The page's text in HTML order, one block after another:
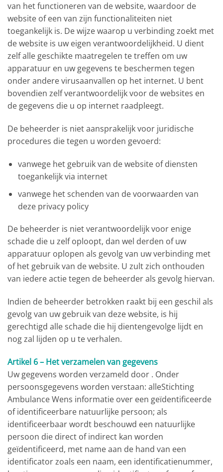
van het functioneren van de website, waardoor de
website of een van zijn functionaliteiten niet
toegankelijk is. De wijze waarop u verbinding zoekt met
de website is uw eigen verantwoordelijkheid. U dient
zelf alle geschikte maatregelen te treffen om uw
apparatuur en uw gegevens te beschermen tegen
onder andere virusaanvallen op het internet. U bent
bovendien zelf verantwoordelijk voor de websites en
de gegevens die u op internet raadpleegt.
De beheerder is niet aansprakelijk voor juridische
procedures die tegen u worden gevoerd:
vanwege het gebruik van de website of diensten
toegankelijk via internet
vanwege het schenden van de voorwaarden van
deze privacy policy
De beheerder is niet verantwoordelijk voor enige
schade die u zelf oploopt, dan wel derden of uw
apparatuur oplopen als gevolg van uw verbinding met
of het gebruik van de website. U zult zich onthouden
van iedere actie tegen de beheerder als gevolg hiervan.
Indien de beheerder betrokken raakt bij een geschil als
gevolg van uw gebruik van deze website, is hij
gerechtigd alle schade die hij dientengevolge lijdt en
nog zal lijden op u te verhalen.
Artikel 6 – Het verzamelen van gegevens
Uw gegevens worden verzameld door . Onder
persoonsgegevens worden verstaan: alleStichting
Ambulance Wens informatie over een geïdentificeerde
of identificeerbare natuurlijke persoon; als
identificeerbaar wordt beschouwd een natuurlijke
persoon die direct of indirect kan worden
geïdentificeerd, met name aan de hand van een
identificator zoals een naam, een identificatienummer,